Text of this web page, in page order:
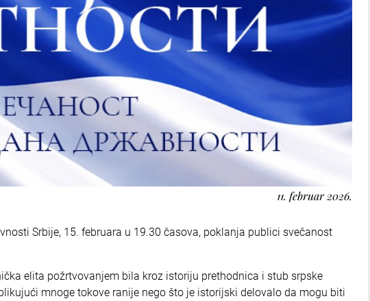
11. februar 2026.
Srbije, 15. februara u 19.30 časova, poklanja publici svečanost
elita požrtvovanjem bila kroz istoriju prethodnica i stub srpske
mnoge tokove ranije nego što je istorijski delovalo da mogu biti